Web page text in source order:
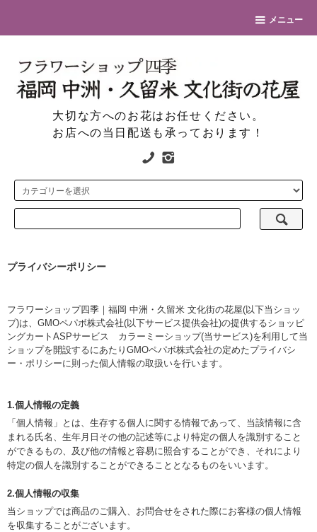
メニュー
大切な方へのお花はお任せください。
お店への当日配送も承っております！
プライバシーポリシー
フラワーショップ四季｜福岡 中洲・久留米 文化街の花屋(以下当ショッ
プ)は、 GMOペパボ株式会社(以下サービス提供会社)の提供するショッピ
ングカートASPサービス カラーミーショップ(当サービス)を利用して当
ショップを開設するにあたりGMOペパボ株式会社の定めたプライバシ
ー・ポリシーに則った個人情報の取扱いを行います。
1.個人情報の定義
「個人情報」とは、生存する個人に関する情報であって、当該情報に含
まれる氏名、生年月日その他の記述等により特定の個人を識別すること
ができるもの、及び他の情報と容易に照合することができ、それにより
特定の個人を識別することができることとなるものをいいます。
2.個人情報の収集
当ショップでは商品のご購入、お問合せをされた際にお客様の個人情報
を収集することがございます。